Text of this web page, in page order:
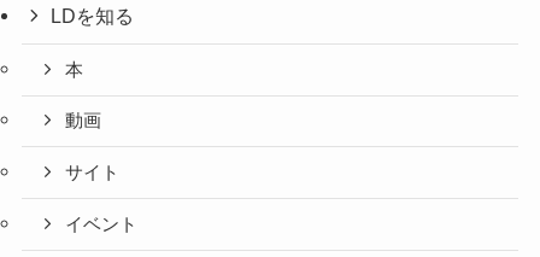
LDを知る
本
動画
サイト
イベント